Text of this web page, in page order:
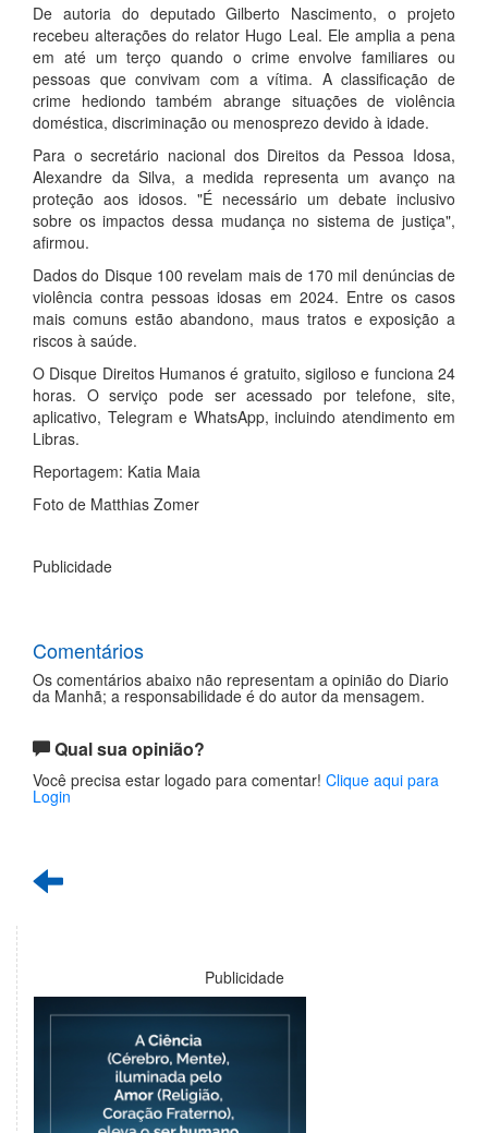
De autoria do deputado Gilberto Nascimento, o projeto
recebeu alterações do relator Hugo Leal. Ele amplia a pena
em até um terço quando o crime envolve familiares ou
pessoas que convivam com a vítima. A classificação de
crime hediondo também abrange situações de violência
doméstica, discriminação ou menosprezo devido à idade.
Para o secretário nacional dos Direitos da Pessoa Idosa,
Alexandre da Silva, a medida representa um avanço na
proteção aos idosos. "É necessário um debate inclusivo
sobre os impactos dessa mudança no sistema de justiça",
afirmou.
Dados do Disque 100 revelam mais de 170 mil denúncias de
violência contra pessoas idosas em 2024. Entre os casos
mais comuns estão abandono, maus tratos e exposição a
riscos à saúde.
O Disque Direitos Humanos é gratuito, sigiloso e funciona 24
horas. O serviço pode ser acessado por telefone, site,
aplicativo, Telegram e WhatsApp, incluindo atendimento em
Libras.
Reportagem: Katia Maia
Foto de Matthias Zomer
Publicidade
Comentários
Os comentários abaixo não representam a opinião do Diario
da Manhã; a responsabilidade é do autor da mensagem.
Qual sua opinião?
Você precisa estar logado para comentar! Clique aqui para
Login
Publicidade